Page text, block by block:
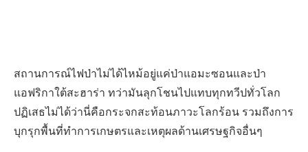
สถานการณ์ไฟป่าไม่ได้ไหม้อยู่แค่ป่าแอมะซอนและป่า
แอฟริกาใต้สะฮาร่า ทว่ามันลุกโชนไปแทบทุกทวีปทั่วโลก
ปฏิเสธไม่ได้ว่านี่คือกระจกสะท้อนภาวะโลกร้อน รวมถึงการ
บุกรุกพื้นที่ทำการเกษตรและเหตุผลด้านเศรษฐกิจอื่นๆ